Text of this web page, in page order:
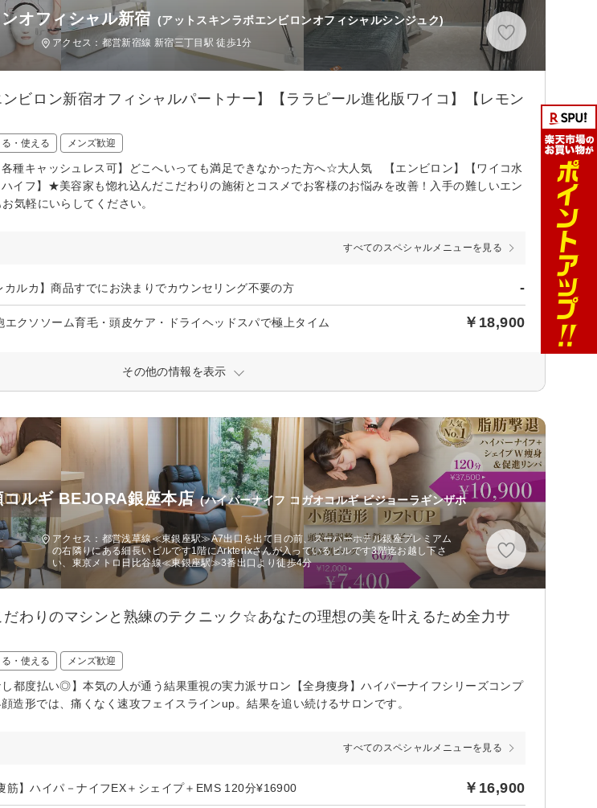
オフィシャル新宿 (アットスキンラボエンビロンオフィシャルシンジュク)
アクセス：都営新宿線 新宿三丁目駅 徒歩1分
ビロン新宿オフィシャルパートナー】【ララピール進化版ワイコ】【レモン
・使える メンズ歓迎
種キャッシュレス可】どこへいっても満足できなかった方へ☆大人気 【エンビロン】【ワイコ水
イフ】★美容家も惚れ込んだこだわりの施術とコスメでお客様のお悩みを改善！入手の難しいエン
気軽にいらしてください。
すべてのスペシャルメニューを見る
カルカ】商品すでにお決まりでカウンセリング不要の方 -
クソソーム育毛・頭皮ケア・ドライヘッドスパで極上タイム ￥18,900
その他の情報を表示
ルギ BEJORA銀座本店 (ハイパーナイフ コガオコルギ ビジョーラギンザホ
アクセス：都営浅草線≪東銀座駅≫A7出口を出て目の前、スーパーホテル銀座プレミアム
の右隣りにある細長いビルです1階にArkterixさんが入っているビルです3階迄お越し下さ
い、東京メトロ日比谷線≪東銀座駅≫3番出口より徒歩4分
だわりのマシンと熟練のテクニック☆あなたの理想の美を叶えるため全力サ
・使える メンズ歓迎
都度払い◎】本気の人が通う結果重視の実力派サロン【全身痩身】ハイパーナイフシリーズコンプ
造形では、痛くなく速攻フェイスラインup。結果を追い続けるサロンです。
すべてのスペシャルメニューを見る
筋】ハイパ－ナイフEX＋シェイプ＋EMS 120分¥16900 ￥16,900